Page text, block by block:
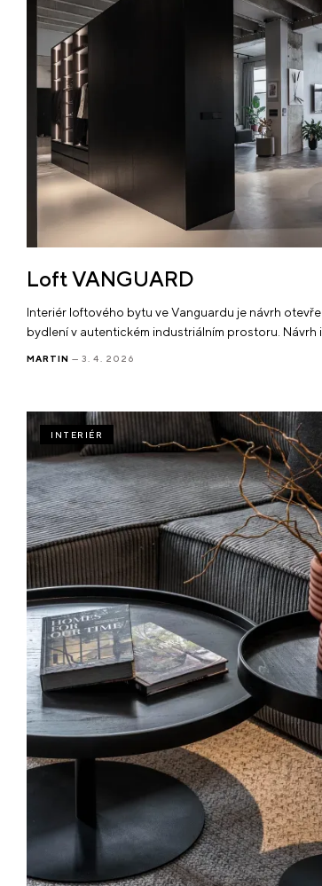
Loft VANGUARD
Interiér loftového bytu ve Vanguardu je návrh
bydlení v autentickém industriálním prostoru. Návrh
MARTIN — 3. 4. 2026
INTERIÉR